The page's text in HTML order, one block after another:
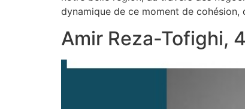
dynamique de ce moment de cohésion,
Amir Reza-Tofighi,